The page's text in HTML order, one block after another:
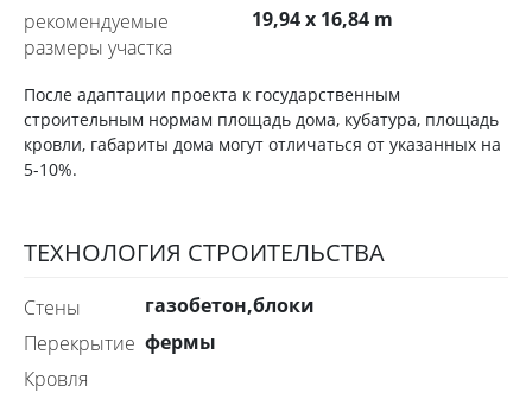
рекомендуемые
размеры участка
19,94 x 16,84 m
После адаптации проекта к государственным
строительным нормам площадь дома, кубатура, площадь
кровли, габариты дома могут отличаться от указанных на
5-10%.
ТЕХНОЛОГИЯ СТРОИТЕЛЬСТВА
стены
газобетон,блоки
перекрытие фермы
Кровля